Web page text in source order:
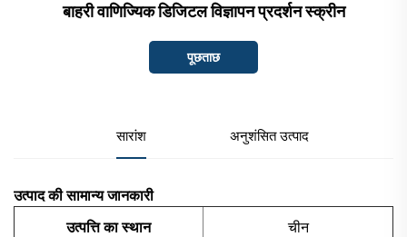
बाहरी वाणिज्यिक डिजिटल विज्ञापन प्रदर्शन स्क्रीन
पूछताछ
सारांश अनुशंसित उत्पाद
उत्पाद की सामान्य जानकारी
उत्पत्ति का स्थान
चीन